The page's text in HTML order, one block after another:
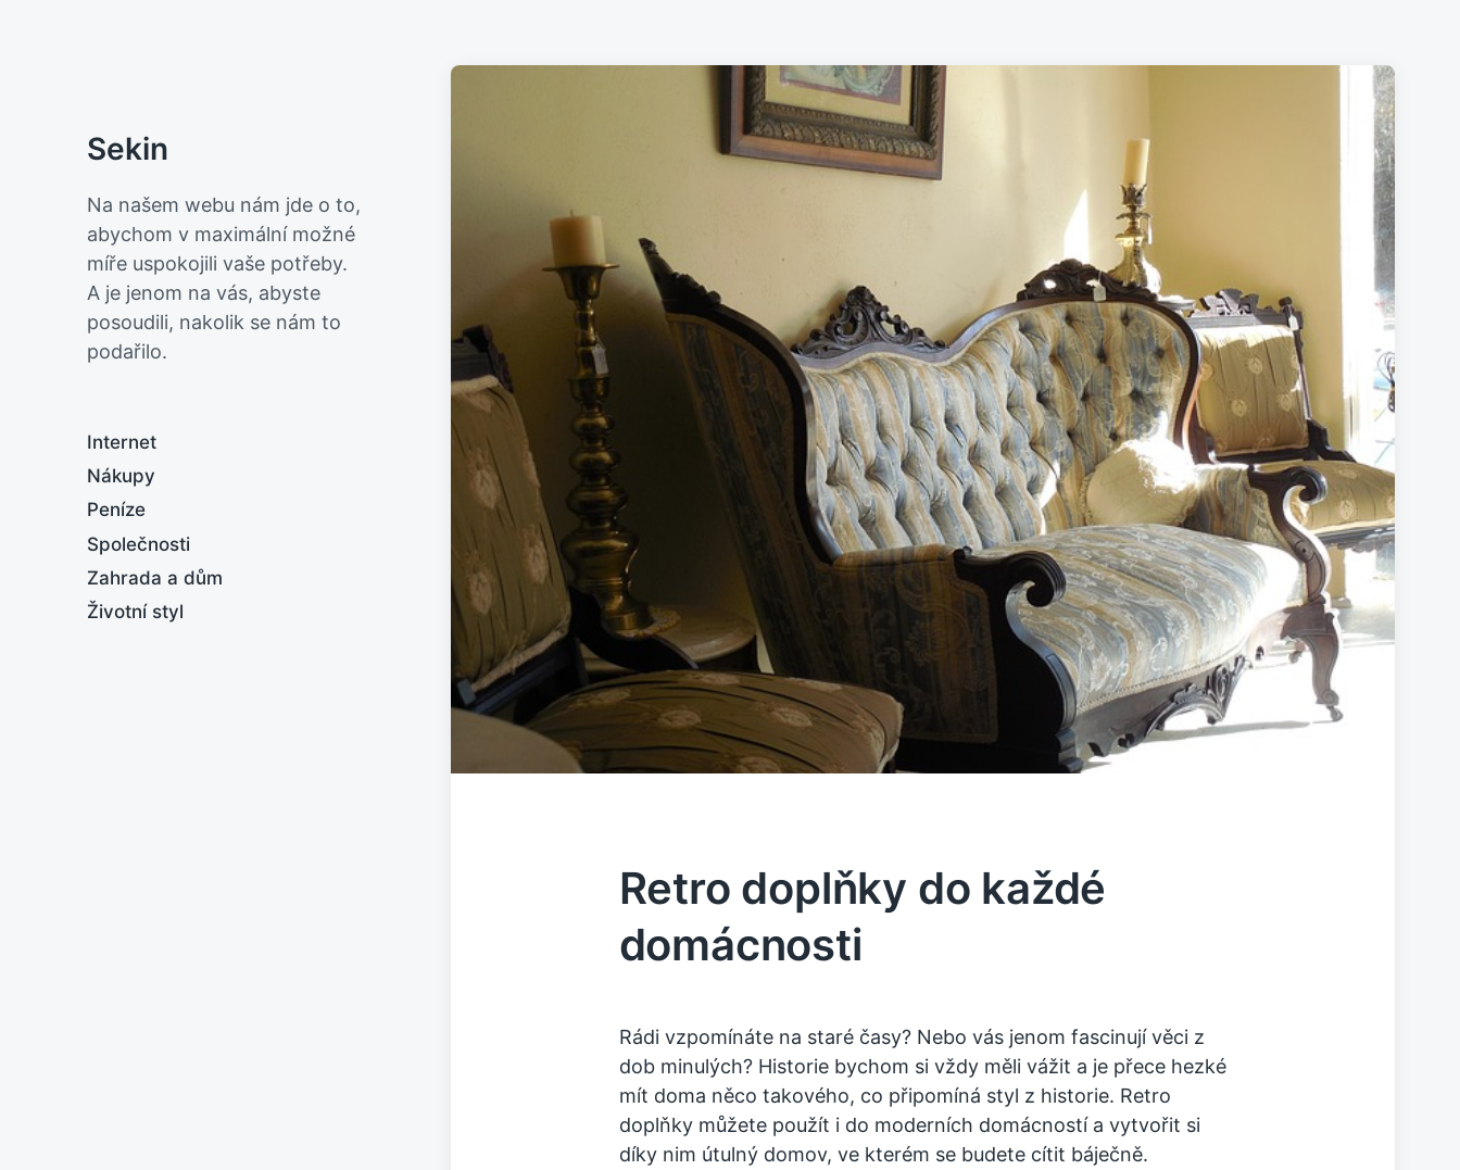
Sekin
Na našem webu nám jde o to,
abychom v maximální možné
míře uspokojili vaše potřeby.
A je jenom na vás, abyste
posoudili, nakolik se nám to
podařilo.
Internet
Nákupy
Peníze
Společnosti
Zahrada a dům
Životní styl
Retro doplňky do každé
domácnosti
Rádi vzpomínáte na staré časy? Nebo vás jenom fascinují věci z
dob minulých? Historie bychom si vždy měli vážit a je přece hezké
mít doma něco takového, co připomíná styl z historie. Retro
doplňky můžete použít i do moderních domácností a vytvořit si
díky nim útulný domov, ve kterém se budete cítit báječně.